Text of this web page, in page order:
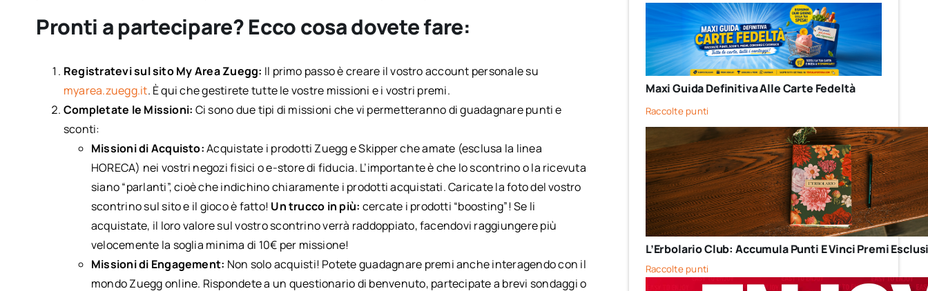
Pronti a partecipare? Ecco cosa dovete fare:
Registratevi sul sito My Area Zuegg: Il primo passo è creare il vostro account personale su
myarea.zuegg.it. È qui che gestirete tutte le vostre missioni e i vostri premi.
Completate le Missioni: Ci sono due tipi di missioni che vi permetteranno di guadagnare punti e
sconti:
Missioni di Acquisto:Acquistate i prodotti Zuegg e Skipper che amate (esclusa la linea
HORECA) nei vostri negozi fisici o e-store di fiducia. L’importante è che lo scontrino o la ricevuta
siano “parlanti”, cioè che indichino chiaramente i prodotti acquistati. Caricate la foto del vostro
scontrino sul sito e il gioco è fatto! Un trucco in più: cercate i prodotti “boosting”! Se li
acquistate, il loro valore sul vostro scontrino verrà raddoppiato, facendovi raggiungere più
velocemente la soglia minima di 10€ per missione!
Missioni di Engagement: Non solo acquisti! Potete guadagnare premi anche interagendo con il
mondo Zuegg online. Rispondete a un questionario di benvenuto, partecipate a brevi sondaggi o
Maxi Guida Definitiva Alle Carte Fedeltà
Raccolte punti
L’Erbolario Club: Accumula Punti E Vinci Premi
Raccolte punti